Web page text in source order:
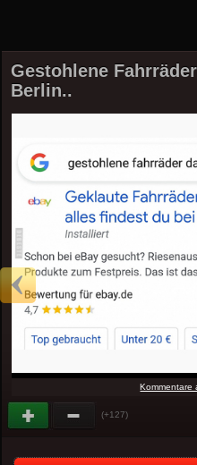
Gestohlene
Berlin..
Kommentare
(+127)